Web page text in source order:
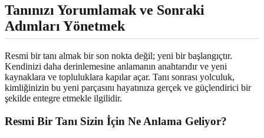
Tanınızı Yorumlamak ve Sonraki
Adımları Yönetmek
Resmi bir tanı almak bir son nokta değil; yeni bir başlangıçtır.
Kendinizi daha derinlemesine anlamanın anahtarıdır ve yeni
kaynaklara ve topluluklara kapılar açar. Tanı sonrası yolculuk,
kimliğinizin bu yeni parçasını hayatınıza gerçek ve güçlendirici bir
şekilde entegre etmekle ilgilidir.
Resmi Bir Tanı Sizin İçin Ne Anlama Geliyor?